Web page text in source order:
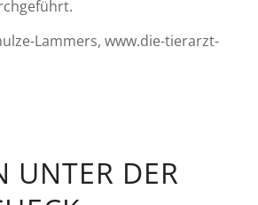
Lammers, www.die-tierarzt-
UNTER DER